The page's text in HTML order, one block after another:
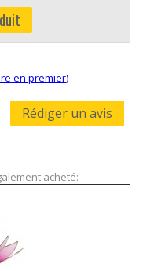
en premier)
Rédiger un avis
acheté: